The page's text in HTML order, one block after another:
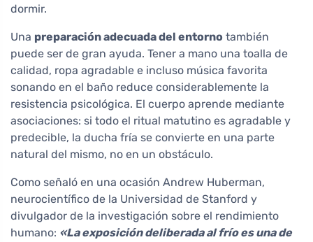
dormir.
Una preparación adecuada del entorno también
puede ser de gran ayuda. Tener a mano una toalla de
calidad, ropa agradable e incluso música favorita
sonando en el baño reduce considerablemente la
resistencia psicológica. El cuerpo aprende mediante
asociaciones: si todo el ritual matutino es agradable y
predecible, la ducha fría se convierte en una parte
natural del mismo, no en un obstáculo.
Como señaló en una ocasión Andrew Huberman,
neurocientífico de la Universidad de Stanford y
divulgador de la investigación sobre el rendimiento
humano: «La exposición deliberada al frío es una de